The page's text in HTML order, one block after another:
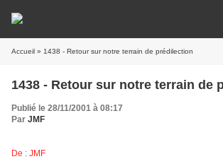
Accueil » 1438 - Retour sur notre terrain de prédilection
1438 - Retour sur notre terrain de
Publié le 28/11/2001 à 08:17
Par JMF
De : JMF